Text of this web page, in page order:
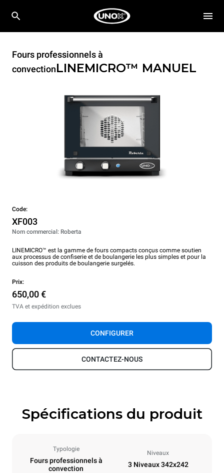
Fours professionnels à
convectionLINEMICRO™ MANUEL
Code:
XF003
Nom commercial: Roberta
LINEMICRO™ est la gamme de fours compacts conçus comme soutien
aux processus de confiserie et de boulangerie les plus simples et pour la
cuisson des produits de boulangerie surgelés.
Prix:
650,00 €
TVA et expédition exclues
CONFIGURER
CONTACTEZ-NOUS
Spécifications du produit
Typologie
Fours professionnels à
convection
Niveaux
3 Niveaux 342x242